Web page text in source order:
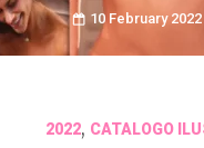
10 February 2022
2022, CATALOGO